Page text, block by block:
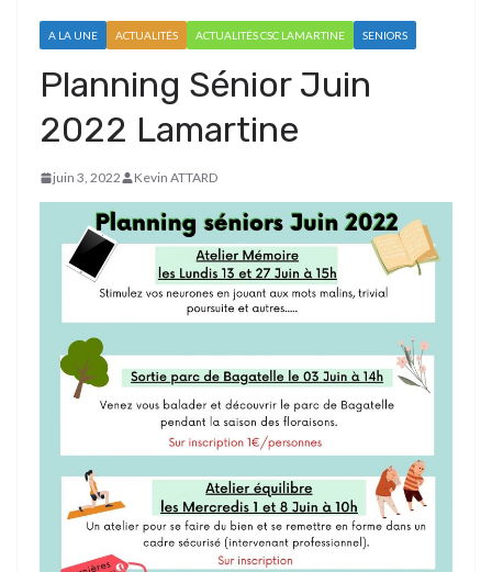
A LA UNE ACTUALITÉS ACTUALITÉS CSC LAMARTINE SENIORS
Planning Sénior Juin
2022 Lamartine
juin 3, 2022 Kevin ATTARD